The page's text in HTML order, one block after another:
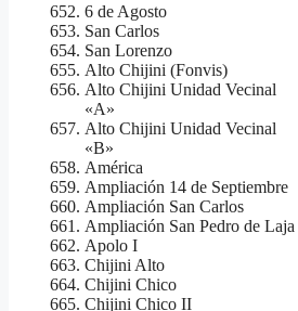
6 de Agosto
San Carlos
San Lorenzo
Alto Chijini (Fonvis)
Alto Chijini Unidad Vecinal
«A»
Alto Chijini Unidad Vecinal
«B»
América
Ampliación 14 de Septiembre
Ampliación San Carlos
Ampliación San Pedro de Laja
Apolo I
Chijini Alto
Chijini Chico
Chijini Chico II